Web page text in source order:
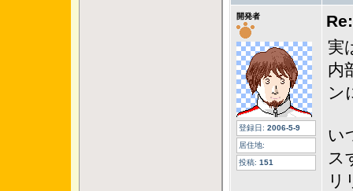
開発者
登録日: 2006-5-9
居住地:
投稿: 151
実
内
ン
い
ス
リ